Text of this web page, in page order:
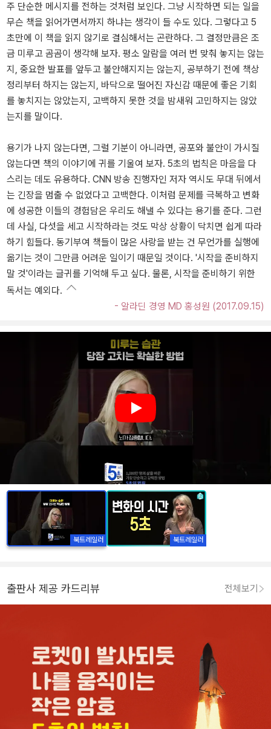
주 단순한 메시지를 전하는 것처럼 보인다. 그냥 시작하면 되는 일을
무슨 책을 읽어가면서까지 하냐는 생각이 들 수도 있다. 그렇다고 5
초만에 이 책을 읽지 않기로 결심해서는 곤란하다. 그 결정만큼은 조
금 미루고 곰곰이 생각해 보자. 평소 알람을 여러 번 맞춰 놓지는 않는
지, 중요한 발표를 앞두고 불안해지지는 않는지, 공부하기 전에 책상
정리부터 하지는 않는지, 바닥으로 떨어진 자신감 때문에 좋은 기회
를 놓치지는 않았는지, 고백하지 못한 것을 밤새워 고민하지는 않았
는지를 말이다.
용기가 나지 않는다면, 그럴 기분이 아니라면, 공포와 불안이 가시질
않는다면 책의 이야기에 귀를 기울여 보자. 5초의 법칙은 마음을 다
스리는 데도 유용하다. CNN 방송 진행자인 저자 역시도 무대 뒤에서
는 긴장을 멈출 수 없었다고 고백한다. 이처럼 문제를 극복하고 변화
에 성공한 이들의 경험담은 우리도 해낼 수 있다는 용기를 준다. 그런
데 사실, 다섯을 세고 시작하라는 것도 막상 상황이 닥치면 쉽게 따라
하기 힘들다. 동기부여 책들이 많은 사랑을 받는 건 무언가를 실행에
옮기는 것이 그만큼 어려운 일이기 때문일 것이다. '시작을 준비하지
말 것'이라는 글귀를 기억해 두고 싶다. 물론, 시작을 준비하기 위한
독서는 예외다.
- 알라딘 경영 MD 홍성원 (2017.09.15)
Play
북트레일러 북트레일러
출판사 제공 카드리뷰 전체보기